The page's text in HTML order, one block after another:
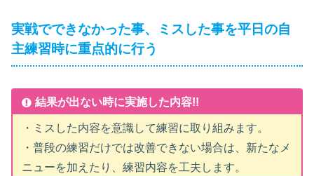
実戦でできなかった事、ミスした事を平日の自
主練習時に重点的に行う
結果が出ない時に実施した内容!!
・ミスした内容を意識して練習に取り組みます。
・普段の練習だけでは改善できない場合は、新たなメ
ニューを加えたり、練習内容を工夫します。